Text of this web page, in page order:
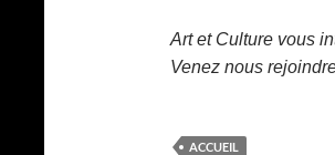
Art et Culture vous
Venez nous
ACCUEIL